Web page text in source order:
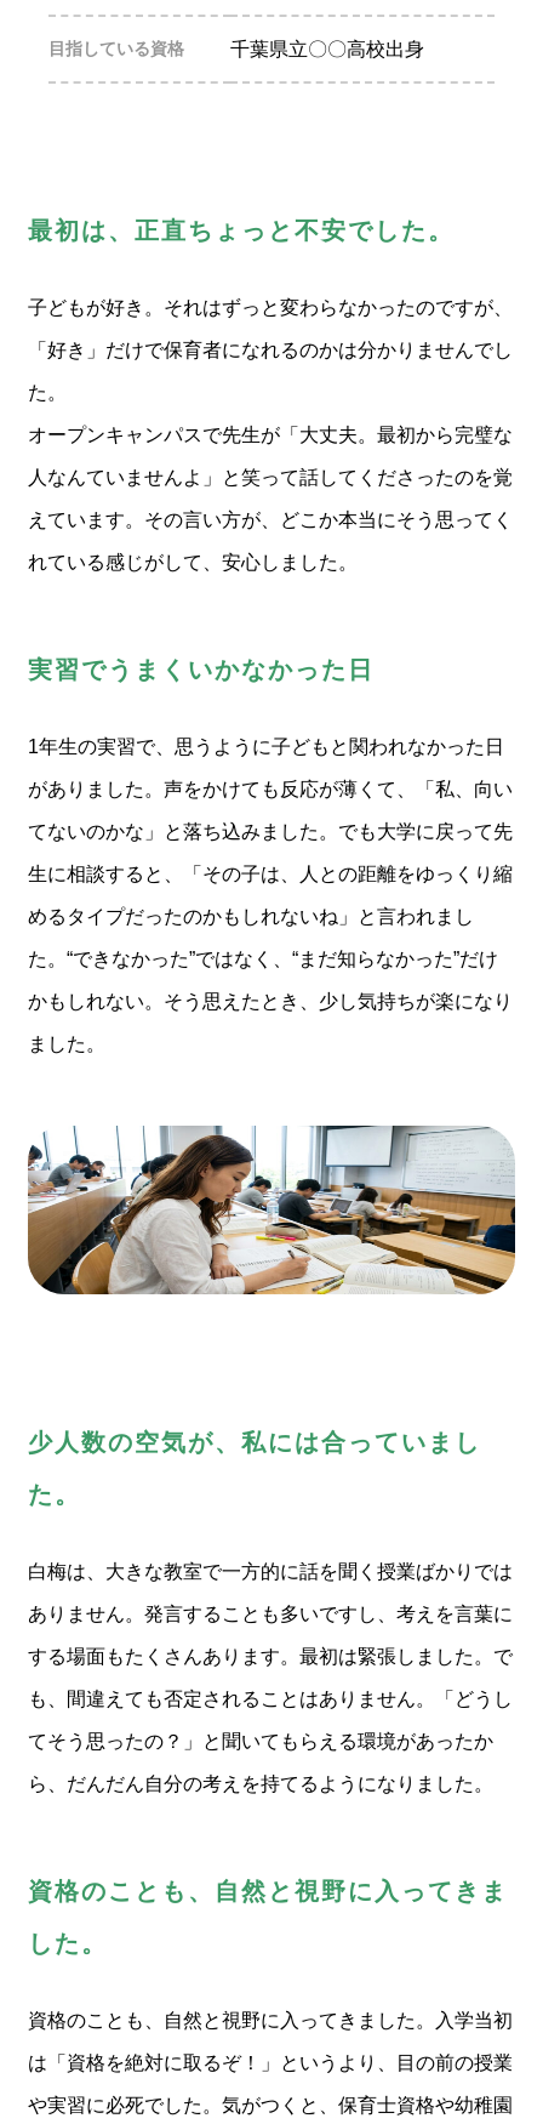
目指している資格 千葉県立〇〇高校出身
最初は、正直ちょっと不安でした。
子どもが好き。それはずっと変わらなかったのですが、
「好き」だけで保育者になれるのかは分かりませんでし
た。
オープンキャンパスで先生が「大丈夫。最初から完璧な
人なんていませんよ」と笑って話してくださったのを覚
えています。その言い方が、どこか本当にそう思ってく
れている感じがして、安心しました。
実習でうまくいかなかった日
1年生の実習で、思うように子どもと関われなかった日
がありました。声をかけても反応が薄くて、「私、向い
てないのかな」と落ち込みました。でも大学に戻って先
生に相談すると、「その子は、人との距離をゆっくり縮
めるタイプだったのかもしれないね」と言われまし
た。“できなかった”ではなく、“まだ知らなかった”だけ
かもしれない。そう思えたとき、少し気持ちが楽になり
ました。
少人数の空気が、私には合っていまし
た。
白梅は、大きな教室で一方的に話を聞く授業ばかりでは
ありません。発言することも多いですし、考えを言葉に
する場面もたくさんあります。最初は緊張しました。で
も、間違えても否定されることはありません。「どうし
てそう思ったの？」と聞いてもらえる環境があったか
ら、だんだん自分の考えを持てるようになりました。
資格のことも、自然と視野に入ってきま
した。
資格のことも、自然と視野に入ってきました。入学当初
は「資格を絶対に取るぞ！」というより、目の前の授業
や実習に必死でした。気がつくと、保育士資格や幼稚園